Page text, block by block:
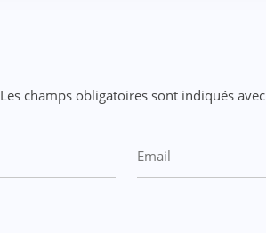
Les champs obligatoires sont indiqués avec